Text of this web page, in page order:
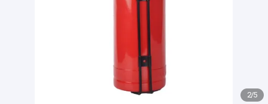
2/5